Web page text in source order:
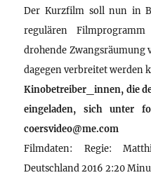
Der Kurzfilm soll nun in
regulären
drohende Zwangsräumung
dagegen verbreitet werden
Kinobetreiber_innen, die
eingeladen, sich unter
coersvideo@me.com
Filmdaten: Regie:
Deutschland 2016 2:20